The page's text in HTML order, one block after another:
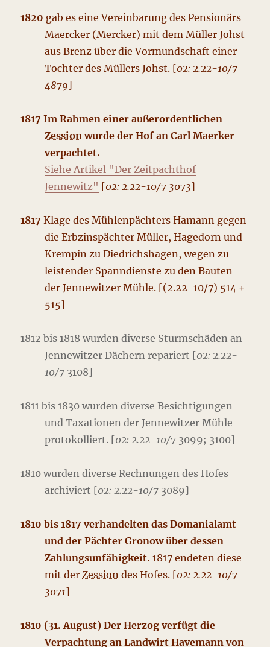
1820 gab es eine Vereinbarung des Pensionärs
Maercker (Mercker) mit dem Müller Johst
aus Brenz über die Vormundschaft einer
Tochter des Müllers Johst. [02: 2.22-10/7
4879]
1817 Im Rahmen einer außerordentlichen
Zessionwurde der Hof an Carl Maerker
verpachtet.
Siehe Artikel "Der Zeitpachthof
Jennewitz" [02: 2.22-10/7 3073]
1817 Klage des Mühlenpächters Hamann gegen
die Erbzinspächter Müller, Hagedorn und
Krempin zu Diedrichshagen, wegen zu
leistender Spanndienste zu den Bauten
der Jennewitzer Mühle. [(2.22-10/7) 514 +
515]
1812 bis 1818 wurden diverse Sturmschäden an
Jennewitzer Dächern repariert [02: 2.22-
10/7 3108]
1811 bis 1830 wurden diverse Besichtigungen
und Taxationen der Jennewitzer Mühle
protokolliert. [02: 2.22-10/7 3099; 3100]
1810 wurden diverse Rechnungen des Hofes
archiviert [02: 2.22-10/7 3089]
1810 bis 1817 verhandelten das Domanialamt
und der Pächter Gronow über dessen
Zahlungsunfähigkeit. 1817 endeten diese
mit derZession des Hofes. [02: 2.22-10/7
3071]
1810 (31. August) Der Herzog verfügt die
Verpachtung an Landwirt Havemann von